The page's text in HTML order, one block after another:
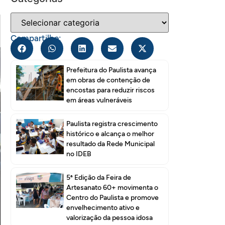
Compartilhe:
Prefeitura do Paulista avança
em obras de contenção de
encostas para reduzir riscos
em áreas vulneráveis
Paulista registra crescimento
histórico e alcança o melhor
resultado da Rede Municipal
no IDEB
5ª Edição da Feira de
Artesanato 60+ movimenta o
Centro do Paulista e promove
envelhecimento ativo e
valorização da pessoa idosa